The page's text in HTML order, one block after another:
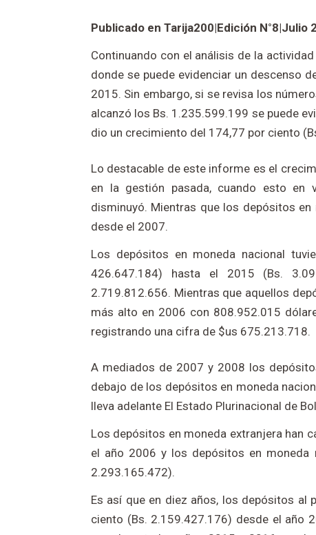
Publicado en Tarija200|Edición N°8|Julio
Continuando con el análisis de la
donde se puede evidenciar un descenso
2015. Sin embargo, si se revisa los
alcanzó los Bs. 1.235.599.199 se puede
dio un crecimiento del 174,77 por ciento
Lo destacable de este informe es el
en la gestión pasada, cuando esto
disminuyó. Mientras que los depósitos
desde el 2007.
Los depósitos en moneda nacional
426.647.184) hasta el 2015 (Bs.
2.719.812.656. Mientras que aquellos
más alto en 2006 con 808.952.015
registrando una cifra de $us 675.213.718.
A mediados de 2007 y 2008 los
debajo de los depósitos en moneda
lleva adelante El Estado Plurinacional de
Los depósitos en moneda extranjera han
el año 2006 y los depósitos en
2.293.165.472).
Es así que en diez años, los depósitos al
ciento (Bs. 2.159.427.176) desde el año